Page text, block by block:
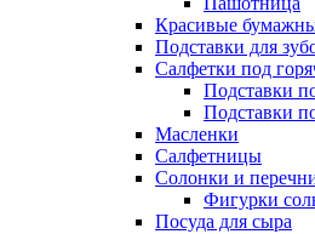
Красивые
Подставки для
Салфетки под
Подставки
Подставки
Масленки
Салфетницы
Солонки и
Фигурки
Посуда для сыра